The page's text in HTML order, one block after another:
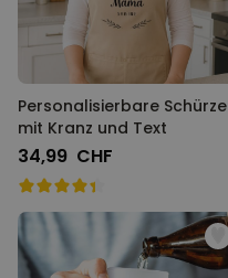
Personalisierbare Schürze
mit Kranz und Text
34,99 CHF